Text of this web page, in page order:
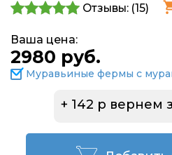
Отзывы: (15)
Ваша цена:
2980 руб.
Муравьиные фермы с
+ 142 р вернем